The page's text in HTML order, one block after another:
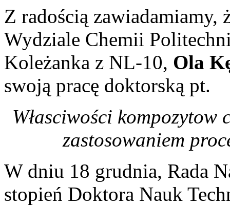
Z radością zawiadamiamy,
Wydziale Chemii
Koleżanka z NL-10, Ola
swoją pracę doktorską pt.
Własciwości
zastosowaniem
W dniu 18 grudnia, Rada
stopień Doktora Nauk